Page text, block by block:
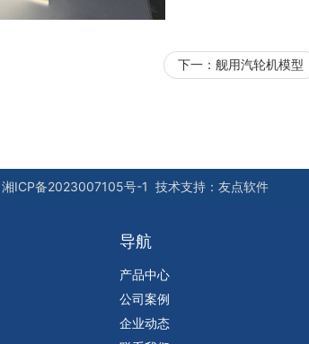
下一： 舰用汽轮机模型
湘ICP备2023007105号-1 技术支持： 友点软件
导航
产品中心
公司案例
企业动态